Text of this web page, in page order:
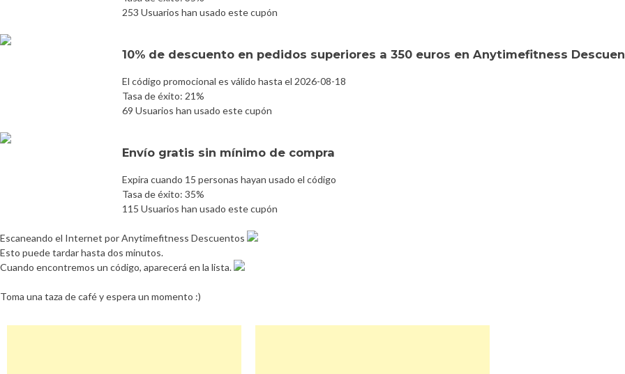
253 Usuarios han usado este cupón
10% de descuento en pedidos superiores a 350 euros en Anytimefitness
El código promocional es válido hasta el 2026-08-18
Tasa de éxito: 21%
69 Usuarios han usado este cupón
Envío gratis sin mínimo de compra
Expira cuando 15 personas hayan usado el código
Tasa de éxito: 35%
115 Usuarios han usado este cupón
Escaneando el Internet por Anytimefitness Descuentos
Esto puede tardar hasta dos minutos.
Cuando encontremos un código, aparecerá en la lista.
Toma una taza de café y espera un momento :)